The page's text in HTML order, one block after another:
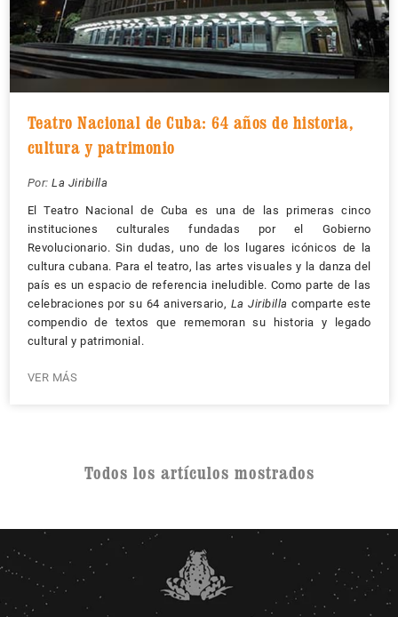
Teatro Nacional de Cuba: 64 años de historia,
cultura y patrimonio
Por: La Jiribilla
El Teatro Nacional de Cuba es una de las primeras cinco
instituciones culturales fundadas por el Gobierno
Revolucionario. Sin dudas, uno de los lugares icónicos de la
cultura cubana. Para el teatro, las artes visuales y la danza del
país es un espacio de referencia ineludible. Como parte de las
celebraciones por su 64 aniversario, La Jiribilla comparte este
compendio de textos que rememoran su historia y legado
cultural y patrimonial.
VER MÁS
Todos los artículos mostrados